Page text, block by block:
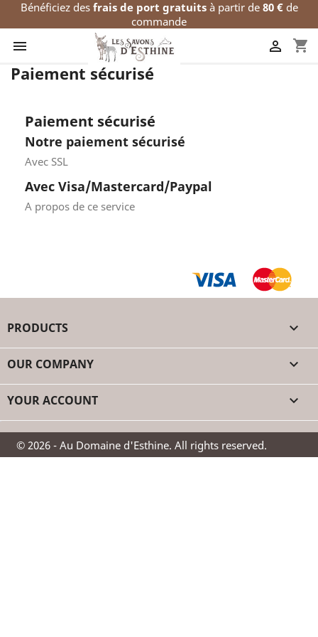
Bénéficiez des frais de port gratuitsà partir de 80 €de
commande
 shopping_cart

Paiement sécurisé
Paiement sécurisé
Notre paiement sécurisé
Avec SSL
Avec Visa/Mastercard/Paypal
A propos de ce service
PRODUCTS 
OUR COMPANY 
YOUR ACCOUNT 
© 2026 - Au Domaine d'Esthine. All rights reserved.